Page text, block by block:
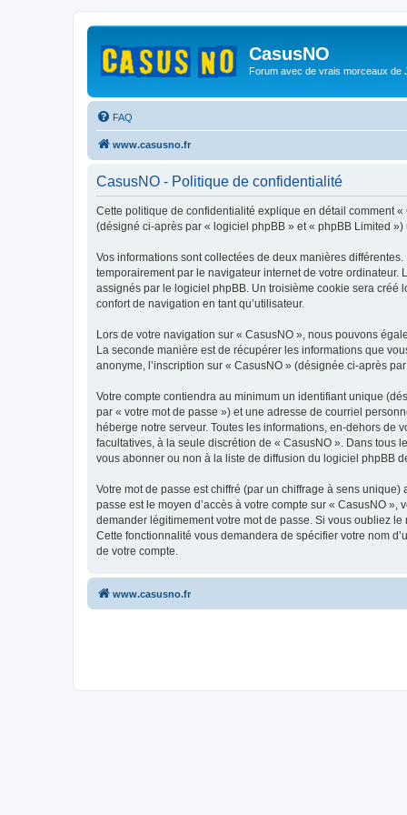
CasusNO
Forum avec de vrais morceaux de
FAQ
www.casusno.fr
CasusNO - Politique de confidentialité
Cette politique de confidentialité explique en détail comment
(désigné ci-après par « logiciel phpBB » et « phpBB Limited
Vos informations sont collectées de deux manières
temporairement par le navigateur internet de votre
assignés par le logiciel phpBB. Un troisième cookie sera créé
confort de navigation en tant qu’utilisateur.
Lors de votre navigation sur « CasusNO », nous pouvons
La seconde manière est de récupérer les informations que
anonyme, l’inscription sur « CasusNO » (désignée ci-après
Votre compte contiendra au minimum un identifiant unique
par « votre mot de passe ») et une adresse de courriel
héberge notre serveur. Toutes les informations, en-dehors de
facultatives, à la seule discrétion de « CasusNO ». Dans tous
vous abonner ou non à la liste de diffusion du logiciel phpBB
Votre mot de passe est chiffré (par un chiffrage à sens
passe est le moyen d’accès à votre compte sur « CasusNO
demander légitimement votre mot de passe. Si vous oubliez
Cette fonctionnalité vous demandera de spécifier votre nom
de votre compte.
www.casusno.fr